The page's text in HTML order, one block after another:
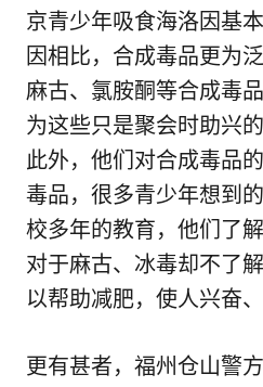
京青少年吸食海洛因基
因相比，合成毒品更为
麻古、氯胺酮等合成毒
为这些只是聚会时助兴
此外，他们对合成毒品
毒品，很多青少年想到
校多年的教育，他们了
对于麻古、冰毒却不了
以帮助减肥，使人兴奋
更有甚者，福州仓山警